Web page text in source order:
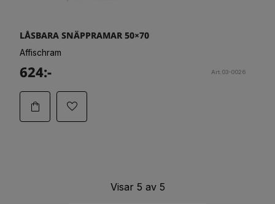
LÅSBARA SNÄPPRAMAR 50×70
Affischram
624:- Art.03-0026
Visar 5 av 5